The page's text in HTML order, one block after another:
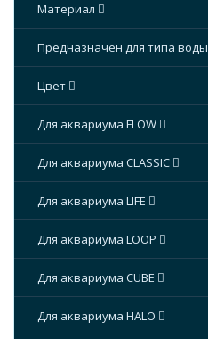
Материал
Предназначен для типа воды
Цвет
Для аквариума FLOW
Для аквариума CLASSIC
Для аквариума LIFE
Для аквариума LOOP
Для аквариума CUBE
Для аквариума HALO